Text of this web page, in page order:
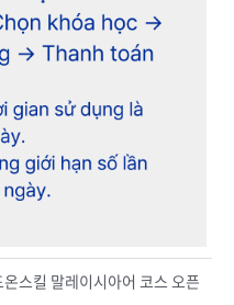
스킬 말레이시아어 코스 오픈